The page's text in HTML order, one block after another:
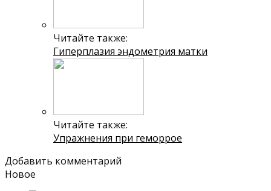
Читайте также:
Гиперплазия эндометрия матки
Читайте также:
Упражнения при геморрое
Добавить комментарий
Новое